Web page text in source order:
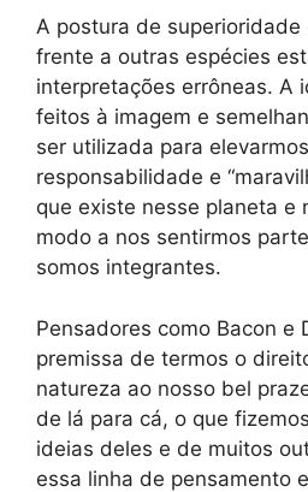
A postura de superioridade
frente a outras espécies
interpretações errôneas. A
feitos à imagem e
ser utilizada para
responsabilidade e
que existe nesse planeta e
modo a nos sentirmos
somos integrantes.
Pensadores como Bacon e
premissa de termos o
natureza ao nosso bel
de lá para cá, o que
ideias deles e de muitos
essa linha de pensamento